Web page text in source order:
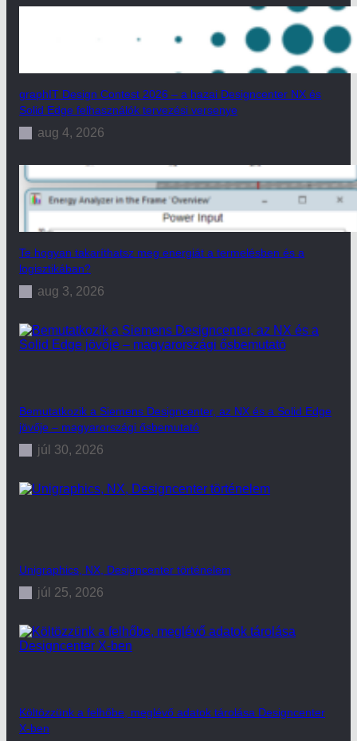
graphIT Design Contest 2026 – a hazai Designcenter NX és
Solid Edge felhasználók tervezési versenye
aug 4, 2026
Te hogyan takaríthatsz meg energiát a termelésben és a
logisztikában?
aug 3, 2026
Bemutatkozik a Siemens Designcenter, az NX és a Solid Edge
jövője – magyarországi ősbemutató
júl 30, 2026
Unigraphics, NX, Designcenter történelem
júl 25, 2026
Költözzünk a felhőbe, meglévő adatok tárolása Designcenter
X-ben